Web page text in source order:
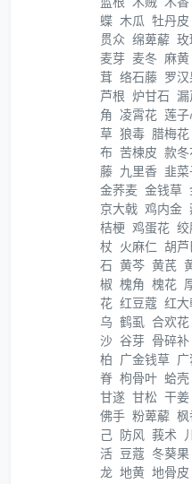
蝶 木瓜 牡丹皮
贯众 绵萆薢
麦芽 麦冬 麻黄
茸 络石藤 罗汉
芦根 炉甘石
角 凌霄花 莲
草 狼毒 腊梅花
布 苦楝皮 款
藤 九里香 韭
金荞麦 金钱草
京大戟 鸡内金
桔梗 鸡蛋花
杖 火麻仁 胡芦
石 黄芩 黄芪
椒 槐角 槐花
花 红豆蔻 红
乌 鹤虱 合欢花
沙 谷芽 骨碎补
柏 广金钱草
脊 枸骨叶 蛤壳
甘遂 甘松 干姜
佛手 粉萆薢
己 防风 莪术
活 豆蔻 冬葵果
龙 地黄 地骨皮